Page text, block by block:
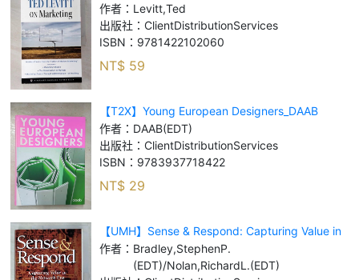
作者： Levitt,Ted
出版社： ClientDistributionServices
ISBN： 9781422102060
NT$ 59
【T2X】Young European Designers_DAAB
(EDT)
作者： DAAB(EDT)
出版社： ClientDistributionServices
ISBN： 9783937718422
NT$ 29
【UMH】Sense & Respond: Capturing Value in
the Network Era_Bradley, Ste
作者： Bradley,StephenP.
(EDT)/Nolan,RichardL.(EDT)